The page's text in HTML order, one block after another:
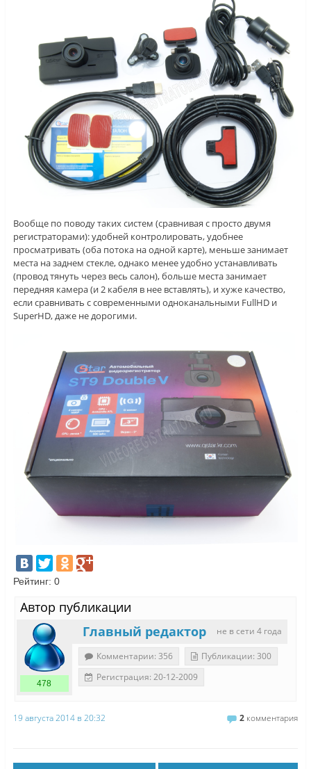
Вообще по поводу таких систем (сравнивая с просто двумя
регистраторами): удобней контролировать, удобнее
просматривать (оба потока на одной карте), меньше занимает
места на заднем стекле, однако менее удобно устанавливать
(провод тянуть через весь салон), больше места занимает
передняя камера (и 2 кабеля в нее вставлять), и хуже качество,
если сравнивать с современными одноканальными FullHD и
SuperHD, даже не дорогими.
Рейтинг: 0
Автор публикации
не в сети 4 года
Главный редактор
478
Комментарии: 356
Публикации: 300
Регистрация: 20-12-2009
19 августа 2014 в 20:32 2 комментария